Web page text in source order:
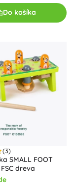
Do košíka
(3)
SMALL FOOT
dreva